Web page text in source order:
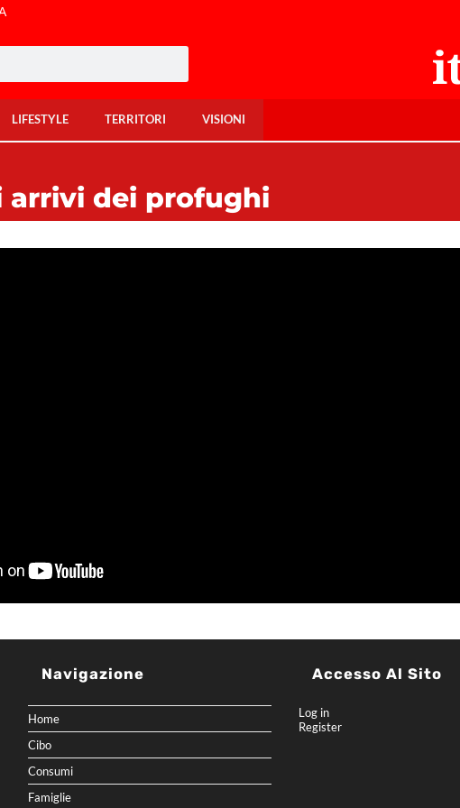
LIFESTYLE TERRITORI VISIONI
arrivi dei profughi
Navigazione
Home
Cibo
Consumi
Famiglie
Accesso Al Sito
Log in
Register